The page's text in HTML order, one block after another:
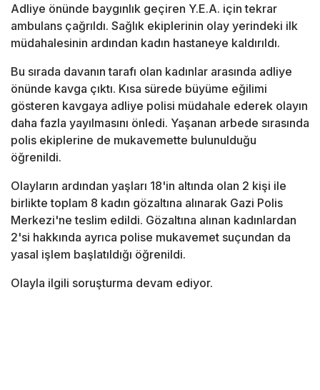
Adliye önünde baygınlık geçiren Y.E.A. için tekrar
ambulans çağrıldı. Sağlık ekiplerinin olay yerindeki ilk
müdahalesinin ardından kadın hastaneye kaldırıldı.
Bu sırada davanın tarafı olan kadınlar arasında adliye
önünde kavga çıktı. Kısa sürede büyüme eğilimi
gösteren kavgaya adliye polisi müdahale ederek olayın
daha fazla yayılmasını önledi. Yaşanan arbede sırasında
polis ekiplerine de mukavemette bulunulduğu
öğrenildi.
Olayların ardından yaşları 18'in altında olan 2 kişi ile
birlikte toplam 8 kadın gözaltına alınarak Gazi Polis
Merkezi'ne teslim edildi. Gözaltına alınan kadınlardan
2'si hakkında ayrıca polise mukavemet suçundan da
yasal işlem başlatıldığı öğrenildi.
Olayla ilgili soruşturma devam ediyor.